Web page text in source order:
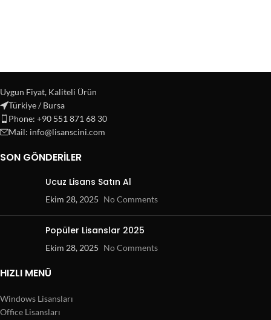
Uygun Fiyat, Kaliteli Ürün
Türkiye / Bursa
Phone: +90 551 871 68 30
Mail: info@lisanscini.com
SON GÖNDERILER
Ucuz Lisans Satın Al
Ekim 28, 2025 No Comments
Popüler Lisanslar 2025
Ekim 28, 2025 No Comments
HIZLI MENÜ
Windows Lisansları
Office Lisansları